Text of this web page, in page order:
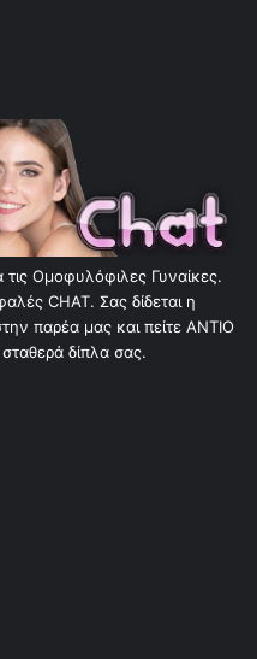
Ομοφυλόφιλες Γυναίκες.
CHAT. Σας δίδεται η
παρέα μας και πείτε ΑΝΤΙΟ
δίπλα σας.